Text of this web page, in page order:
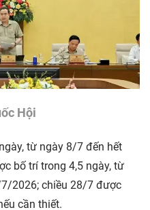
Hội
từ ngày 8/7 đến hết
bố trí trong 4,5 ngày, từ
2026; chiều 28/7 được
cần thiết.